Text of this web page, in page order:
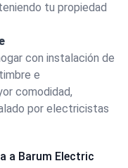
tu propiedad
con instalación de
e
comodidad,
por electricistas
a Barum Electric